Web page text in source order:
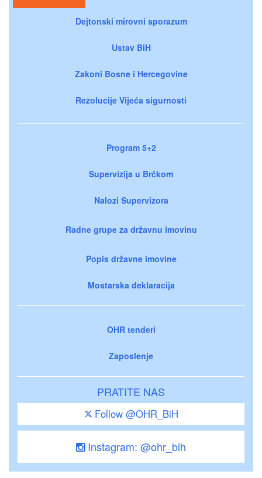
Dejtonski mirovni sporazum
Ustav BiH
Zakoni Bosne i Hercegovine
Rezolucije Vijeća sigurnosti
Program 5+2
Supervizija u Brčkom
Nalozi Supervizora
Radne grupe za državnu imovinu
Popis državne imovine
Mostarska deklaracija
OHR tenderi
Zaposlenje
PRATITE NAS
Follow @OHR_BiH
Instagram: @ohr_bih